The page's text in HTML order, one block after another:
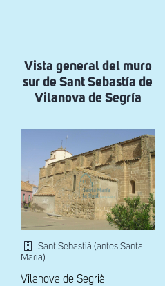
Vista general del muro
sur de Sant Sebastía de
Vilanova de Segría
Sant Sebastià (antes Santa
Maria)
Vilanova de Segrià